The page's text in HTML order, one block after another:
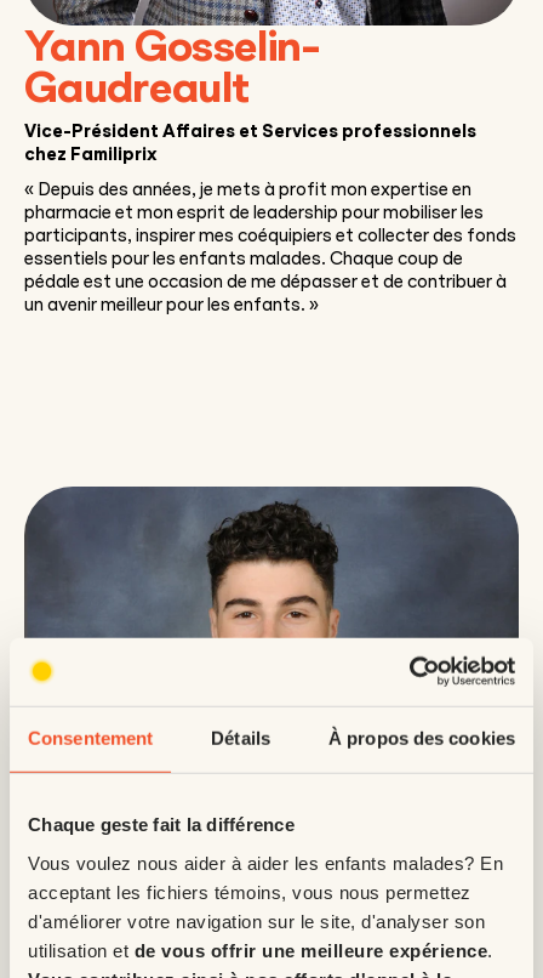
Consentement Détails À propos des cookies
Chaque geste fait la différence
Vous voulez nous aider à aider les enfants malades? En
acceptant les fichiers témoins, vous nous permettez
d'améliorer votre navigation sur le site, d'analyser son
utilisation et de vous offrir une meilleure expérience
Yann Gosselin-
Gaudreault
Vice-Président Affaires et Services professionnels
chez Familiprix
« Depuis des années, je mets à profit mon expertise en
pharmacie et mon esprit de leadership pour mobiliser les
participants, inspirer mes coéquipiers et collecter des fonds
essentiels pour les enfants malades. Chaque coup de
pédale est une occasion de me dépasser et de contribuer à
un avenir meilleur pour les enfants. »